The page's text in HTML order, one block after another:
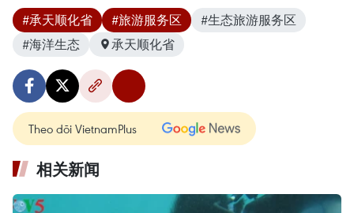
#承天顺化省 #旅游服务区
#生态旅游服务区
#海洋生态
承天顺化省
Theo dõi VietnamPlus
相关新闻